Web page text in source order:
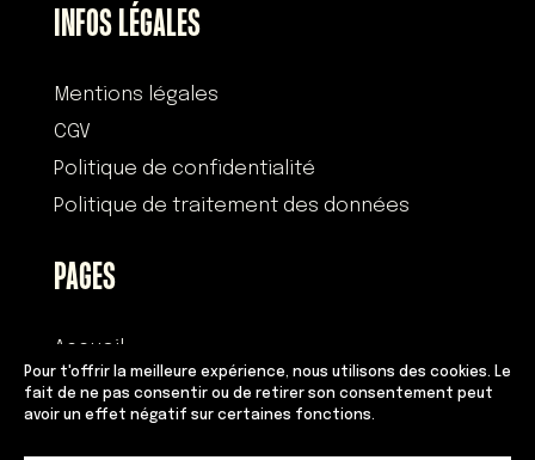
Pour t'offrir la meilleure expérience, nous utilisons des cookies. Le
fait de ne pas consentir ou de retirer son consentement peut
avoir un effet négatif sur certaines fonctions.
INFOS LÉGALES
Mentions légales
CGV
Politique de confidentialité
Politique de traitement des données
PAGES
Accueil
Histoire
Devenir franchisé